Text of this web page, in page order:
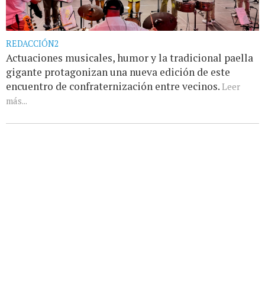
REDACCIÓN2
Actuaciones musicales, humor y la tradicional paella
gigante protagonizan una nueva edición de este
encuentro de confraternización entre vecinos. Leer
más...